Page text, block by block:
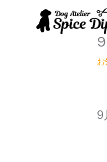
お
9